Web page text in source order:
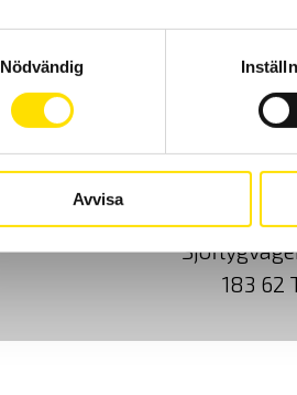
Nödvändig
Avvisa
Köpvillkor Cookies
CA
183 62